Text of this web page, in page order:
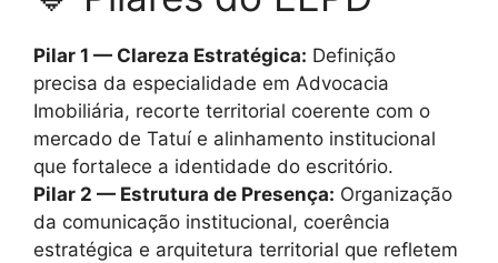
Pilar 1 — Clareza Estratégica: Definição
precisa da especialidade em Advocacia
Imobiliária, recorte territorial coerente com o
mercado de Tatuí e alinhamento institucional
que fortalece a identidade do escritório.
Pilar 2 — Estrutura de Presença: Organização
da comunicação institucional, coerência
estratégica e arquitetura territorial que refletem